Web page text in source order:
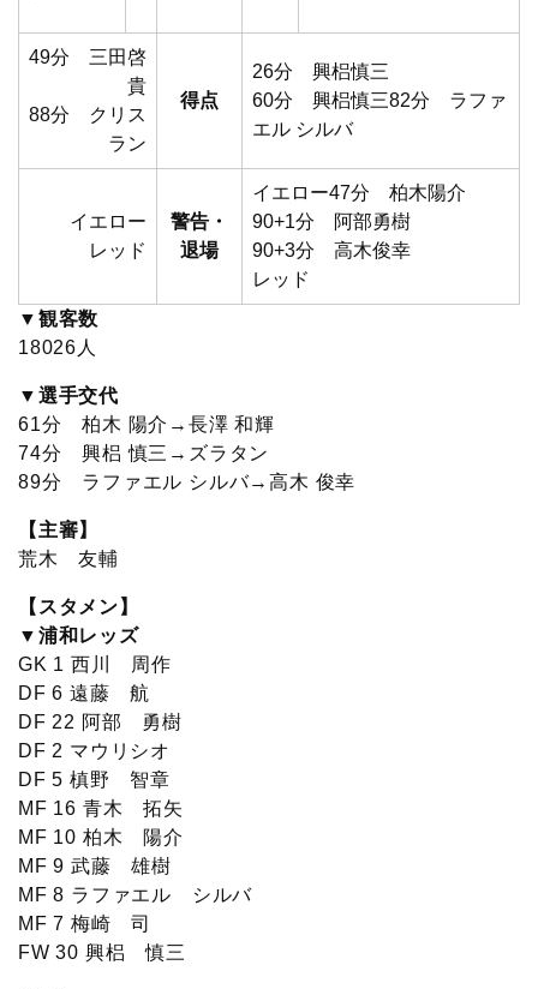
o r t
e
n
k
49分 三田啓
貴
88分 クリス
ラン
得点
26分 興梠慎三
60分 興梠慎三82分 ラファ
エル シルバ
イエロー
レッド
警告・
退場
イエロー47分 柏木陽介
90+1分 阿部勇樹
90+3分 高木俊幸
レッド
▼観客数
18026人
▼選手交代
61分 柏木 陽介→長澤 和輝
74分 興梠 慎三→ズラタン
89分 ラファエル シルバ→高木 俊幸
【主審】
荒木 友輔
【スタメン】
▼浦和レッズ
GK 1 西川 周作
DF 6 遠藤 航
DF 22 阿部 勇樹
DF 2 マウリシオ
DF 5 槙野 智章
MF 16 青木 拓矢
MF 10 柏木 陽介
MF 9 武藤 雄樹
MF 8 ラファエル シルバ
MF 7 梅崎 司
FW 30 興梠 慎三